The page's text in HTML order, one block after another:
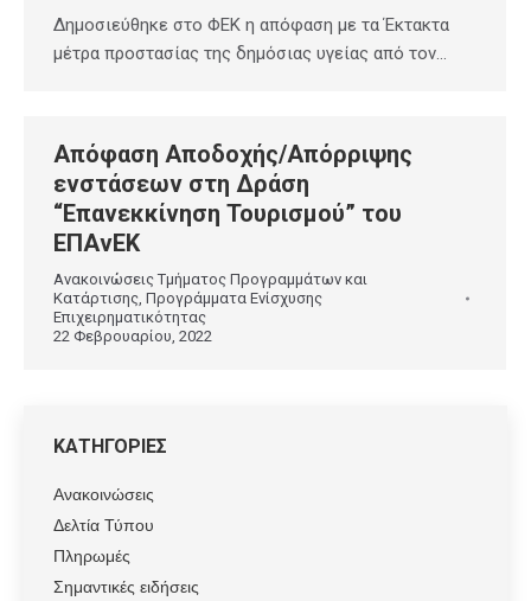
Δημοσιεύθηκε στο ΦΕΚ η απόφαση με τα Έκτακτα
μέτρα προστασίας της δημόσιας υγείας από τον…
Απόφαση Αποδοχής/Απόρριψης
ενστάσεων στη Δράση
“Επανεκκίνηση Τουρισμού” του
ΕΠΑνΕΚ
Ανακοινώσεις Τμήματος Προγραμμάτων και
Κατάρτισης, Προγράμματα Ενίσχυσης
Επιχειρηματικότητας
22 Φεβρουαρίου, 2022
ΚΑΤΗΓΟΡΙΕΣ
Ανακοινώσεις
Δελτία Τύπου
Πληρωμές
Σημαντικές ειδήσεις